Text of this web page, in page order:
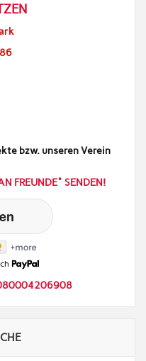
bzw. unseren Verein
FREUNDE" SENDEN!